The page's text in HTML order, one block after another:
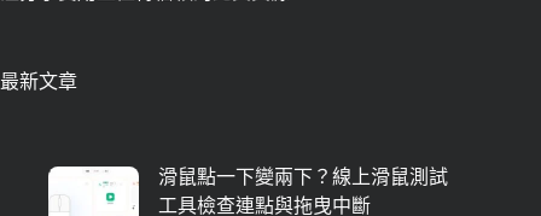
最新文章
滑鼠點一下變兩下？線上滑鼠測試
工具檢查連點與拖曳中斷